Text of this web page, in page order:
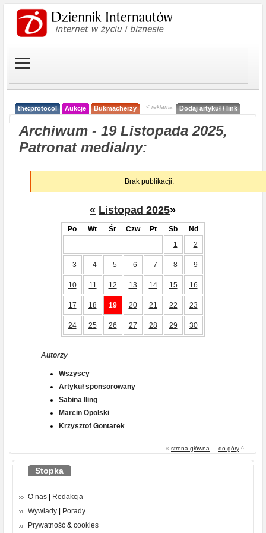
the:protocol Aukcje Bukmacherzy < reklama Dodaj artykuł / link
Archiwum - 19 Listopada 2025,
Patronat medialny:
Brak publikacji.
« Listopad 2025»
Po Wt Śr Czw Pt Sb
Nd
1
2
3 4 5 6 7 8 9
10 11 12 13 14 15 16
17 18 19 20 21 22 23
24 25 26 27 28 29 30
Autorzy
Wszyscy
Artykuł sponsorowany
Sabina Iling
Marcin Opolski
Krzysztof Gontarek
« strona główna - do góry ^
Stopka
O nas
Redakcja
Wywiady
Porady
Prywatność & cookies